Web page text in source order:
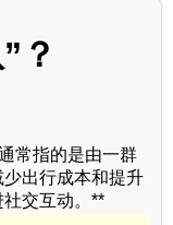
？
常指的是由一群
出行成本和提升
交互动。**